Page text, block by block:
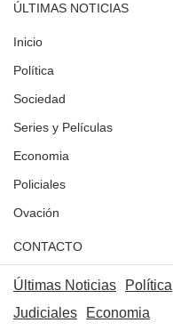
ÚLTIMAS NOTICIAS
Inicio
Política
Sociedad
Series y Películas
Economia
Policiales
Ovación
CONTACTO
Últimas Noticias Política
Judiciales
Economia